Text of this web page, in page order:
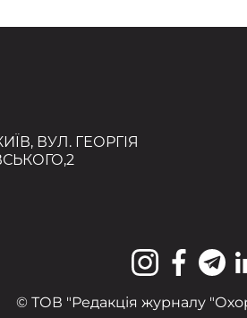
ВУЛ. ГЕОРГІЯ
© ТОВ "Редакція журналу